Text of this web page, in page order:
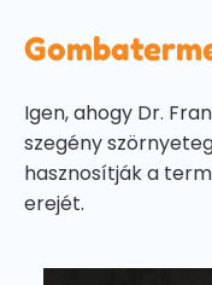
Igen, ahogy Dr.
szegény
hasznosítják a
erejét.